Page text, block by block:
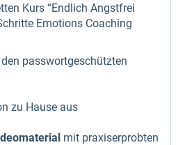
Kurs “Endlich Angstfrei
Emotions Coaching
passwortgeschützten
zu Hause aus
mit praxiserprobten